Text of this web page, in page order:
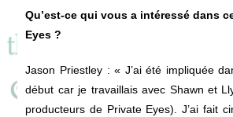
Qu’est-ce qui vous a intéressé dans
Eyes ?
Jason Priestley: « J’ai été impliquée
début car je travaillais avec Shawn et
producteurs de Private Eyes). J’ai fait